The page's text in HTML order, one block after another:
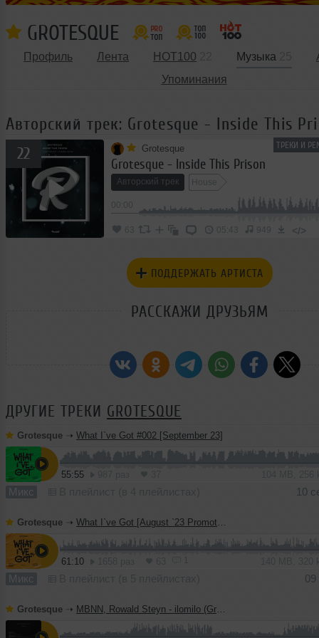
GROTESQUE
Профиль Лента HOT100 Музыка
Упоминания
Авторский трек: Grotesque - Inside This
ТРЕКИ И
22 Grotesque
Grotesque - Inside This Prison
Авторский трек House
63 05:43 949 </>
ПОДДЕРЖАТЬ АРТИСТА
РАССКАЖИ ДРУЗЬЯМ
ДРУГИЕ ТРЕКИ GROTESQUE
Grotesque ➝ What I`ve Got #002 [September 23]
55:55
Микс 10
Grotesque ➝ What I`ve Got [August `23 Promotional Mix]
61:10
Микс 09
Grotesque ➝ MBNN, Rowald Steyn - ilomilo (Grotesque Remix)